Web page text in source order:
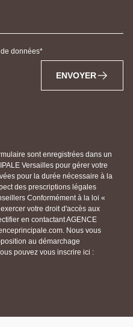
données
ENVOYER
sont enregistrées dans un
Versailles pour gérer votre
pour la durée nécessaire à la
des prescriptions légales
Conformément à la loi «
votre droit d'accès aux
en contactant AGENCE
Nous vous
au démarchage
pouvez vous inscrire ici :